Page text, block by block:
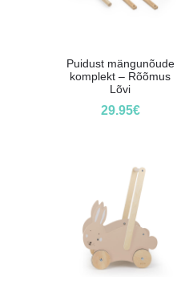
Puidust mängunõude
komplekt – Rõõmus
Lõvi
29.95€